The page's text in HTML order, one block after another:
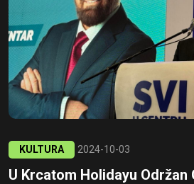
KULTURA 2024-10-03
U Krcatom Holidayu Održan